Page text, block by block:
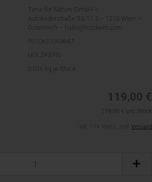
Time for Nature GmbH –
Autokaderstraße 33/11.3 – 1210 Wien –
Österreich – hallo@holzkern.com
9010631003647
HOLZKERN
0.016 kg je Stück
119,00 €
Versand